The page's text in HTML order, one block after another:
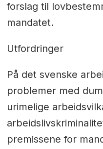
forslag til
mandatet.
Utfordringer
På det svenske
problemer med
urimelige
premissene for